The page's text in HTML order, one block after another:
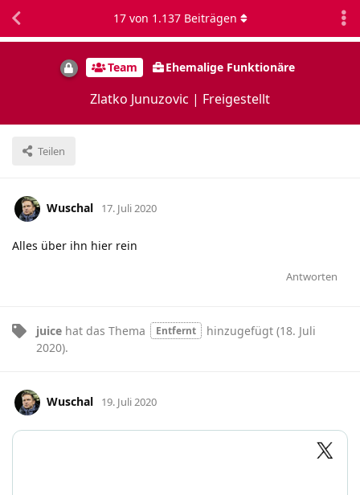
Team Ehemalige Funktionäre
Zlatko Junuzovic | Freigestellt
Teilen
17von 1.137Beiträgen
Wuschal 17. Juli 2020
Alles über ihn hier rein
Antworten
juice hat das Thema Entfernt hinzugefügt (18. Juli
2020).
Wuschal 19. Juli 2020